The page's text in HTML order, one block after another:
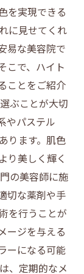
を実現できる
に見せてくれ
易な美容院で
こで、ハイト
ことをご紹介
ぶことが大切
やパステル
ります。肌色
り美しく輝く
の美容師に施
切な薬剤や手
を行うことが
ージを与える
ーになる可能
、定期的なメ